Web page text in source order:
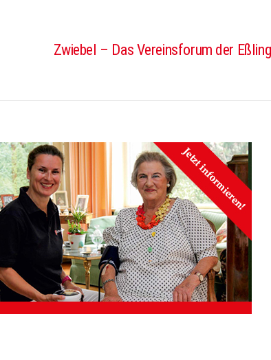
Zwiebel – Das Vereinsforum der